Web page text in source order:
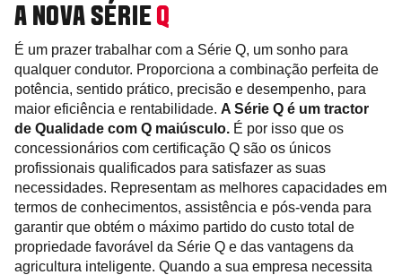
A NOVA SÉRIE Q
É um prazer trabalhar com a Série Q, um sonho para
qualquer condutor. Proporciona a combinação perfeita de
potência, sentido prático, precisão e desempenho, para
maior eficiência e rentabilidade. A Série Q é um tractor
de Qualidade com Q maiúsculo. É por isso que os
concessionários com certificação Q são os únicos
profissionais qualificados para satisfazer as suas
necessidades. Representam as melhores capacidades em
termos de conhecimentos, assistência e pós-venda para
garantir que obtém o máximo partido do custo total de
propriedade favorável da Série Q e das vantagens da
agricultura inteligente. Quando a sua empresa necessita